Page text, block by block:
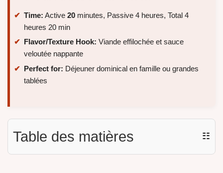
Time: Active 20 minutes, Passive 4 heures, Total 4
heures 20 min
Flavor/Texture Hook: Viande effilochée et sauce
veloutée nappante
Perfect for: Déjeuner dominical en famille ou grandes
tablées
Table des matières ☷